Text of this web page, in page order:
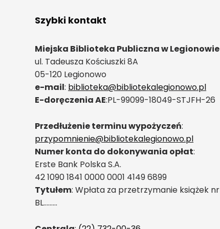
Szybki kontakt
Miejska Biblioteka Publiczna w Legionowie
ul. Tadeusza Kościuszki 8A
05-120 Legionowo
e-mail: biblioteka@bibliotekalegionowo.pl
E-doręczenia AE:PL-99099-18049-STJFH-26
Przedłużenie terminu wypożyczeń:
przypomnienie@bibliotekalegionowo.pl
Numer konta do dokonywania opłat:
Erste Bank Polska S.A.
42 1090 1841 0000 0001 4149 6899
Tytułem: Wpłata za przetrzymanie książek nr
BL………